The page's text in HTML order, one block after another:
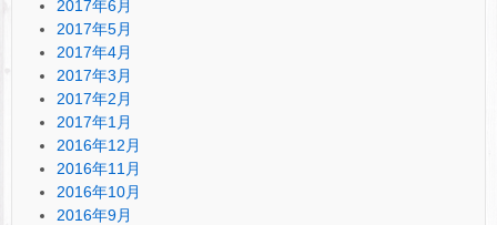
2017年6月
2017年5月
2017年4月
2017年3月
2017年2月
2017年1月
2016年12月
2016年11月
2016年10月
2016年9月